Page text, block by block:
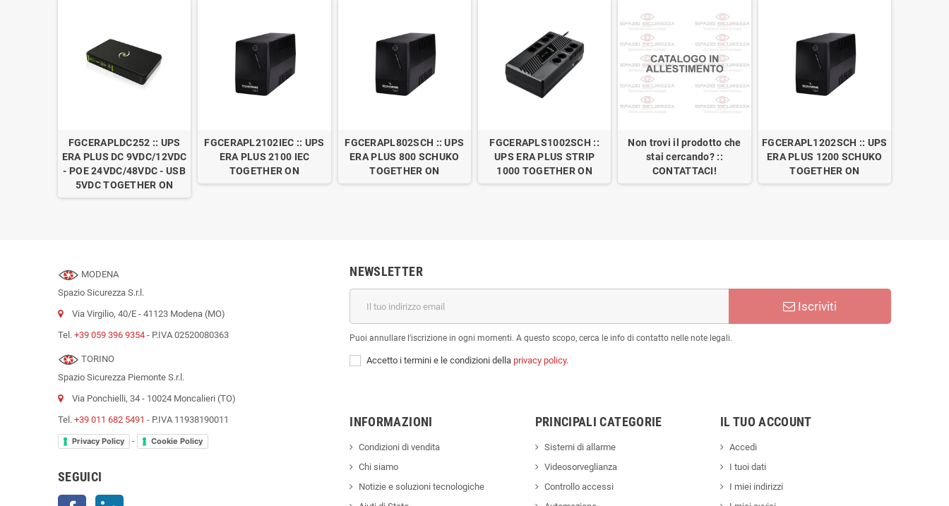
FGCERAPLDC252 :: UPS
ERA PLUS DC 9VDC/12VDC
- POE 24VDC/48VDC - USB
5VDC TOGETHER ON
FGCERAPL2102IEC :: UPS
ERA PLUS 2100 IEC
TOGETHER ON
FGCERAPL802SCH :: UPS
ERA PLUS 800 SCHUKO
TOGETHER ON
FGCERAPLS1002SCH ::
UPS ERA PLUS STRIP
1000 TOGETHER ON
Non trovi il prodotto che
stai cercando? ::
CONTATTACI!
FGCERAPL1202SCH :: UPS
ERA PLUS 1200 SCHUKO
TOGETHER ON
MODENA
Spazio Sicurezza S.r.l.
Via Virgilio, 40/E - 41123 Modena (MO)
Tel. +39 059 396 9354 - P.IVA 02520080363
TORINO
Spazio Sicurezza Piemonte S.r.l.
Via Ponchielli, 34 - 10024 Moncalieri (TO)
Tel. +39 011 682 5491 - P.IVA 11938190011
Privacy Policy - Cookie Policy
SEGUICI
Facebook
NEWSLETTER
Iscriviti
Puoi annullare l'iscrizione in ogni momenti. A questo scopo, cerca le info di contatto nelle note legali.
Accetto i termini e le condizioni della privacy policy.
INFORMAZIONI
Condizioni di vendita
Chi siamo
Notizie e soluzioni tecnologiche
PRINCIPALI CATEGORIE
Sistemi di allarme
Videosorveglianza
Controllo accessi
IL TUO ACCOUNT
Accedi
I tuoi dati
I miei indirizzi